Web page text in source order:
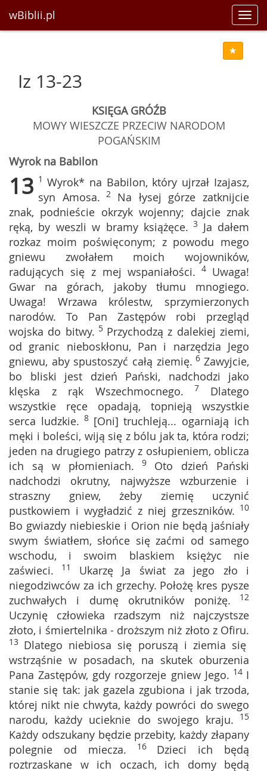
wBiblii.pl
Iz 13-23
KSIĘGA GRÓŹB
MOWY WIESZCZE PRZECIW NARODOM
POGAŃSKIM
Wyrok na Babilon
13 1 Wyrok* na Babilon, który ujrzał Izajasz,
syn Amosa. 2 Na łysej górze zatknijcie
znak, podnieście okrzyk wojenny; dajcie znak
ręką, by weszli w bramy książęce. 3 Ja dałem
rozkaz moim poświęconym; z powodu mego
gniewu zwołałem moich wojowników,
radujących się z mej wspaniałości. 4 Uwaga!
Gwar na górach, jakoby tłumu mnogiego.
Uwaga! Wrzawa królestw, sprzymierzonych
narodów. To Pan Zastępów robi przegląd
wojska do bitwy. 5 Przychodzą z dalekiej ziemi,
od granic nieboskłonu, Pan i narzędzia Jego
gniewu, aby spustoszyć całą ziemię. 6 Zawyjcie,
bo bliski jest dzień Pański, nadchodzi jako
klęska z rąk Wszechmocnego. 7 Dlatego
wszystkie ręce opadają, topnieją wszystkie
serca ludzkie. 8 [Oni] truchleją... ogarniają ich
męki i boleści, wiją się z bólu jak ta, która rodzi;
jeden na drugiego patrzy z osłupieniem, oblicza
ich są w płomieniach. 9 Oto dzień Pański
nadchodzi okrutny, najwyższe wzburzenie i
straszny gniew, żeby ziemię uczynić
pustkowiem i wygładzić z niej grzeszników. 10
Bo gwiazdy niebieskie i Orion nie będą jaśniały
swym światłem, słońce się zaćmi od samego
wschodu, i swoim blaskiem księżyc nie
zaświeci. 11 Ukarzę Ja świat za jego zło i
niegodziwców za ich grzechy. Położę kres pysze
zuchwałych i dumę okrutników poniżę. 12
Uczynię człowieka rzadszym niż najczystsze
złoto, i śmiertelnika - droższym niż złoto z Ofiru.
13 Dlatego niebiosa się poruszą i ziemia się
wstrząśnie w posadach, na skutek oburzenia
Pana Zastępów, gdy rozgorzeje gniew Jego. 14 I
stanie się tak: jak gazela zgubiona i jak trzoda,
której nikt nie chwyta, każdy powróci do swego
narodu, każdy ucieknie do swojego kraju. 15
Każdy odszukany będzie przebity, każdy złapany
polegnie od miecza. 16 Dzieci ich będą
roztrzaskane w ich oczach, ich domy będą